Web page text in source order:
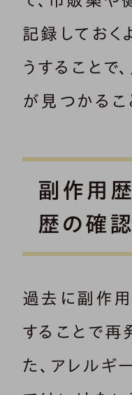
記録しておく
うすることで
が見つかるこ
副作用
歴の確認
過去に副作
することで再
た、アレルギ